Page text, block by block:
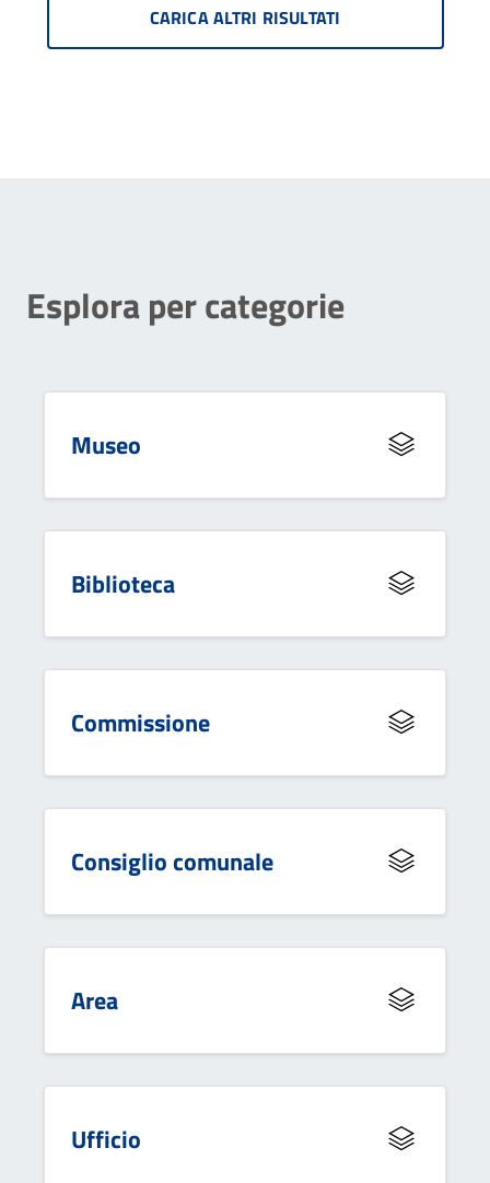
CARICA ALTRI RISULTATI
Esplora per categorie
Museo
Biblioteca
Commissione
Consiglio comunale
Area
Ufficio